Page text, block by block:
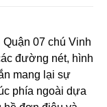
07 chú Vinh
đường nét, hình
mang lại sự
phía ngoài dựa